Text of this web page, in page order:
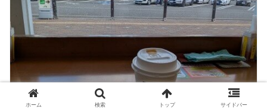
ホーム 検索 トップ サイドバー